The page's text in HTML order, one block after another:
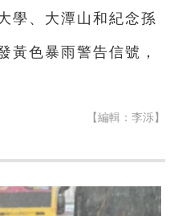
學、大潭山和紀念孫
黃色暴雨警告信號，
【編輯：李泺】